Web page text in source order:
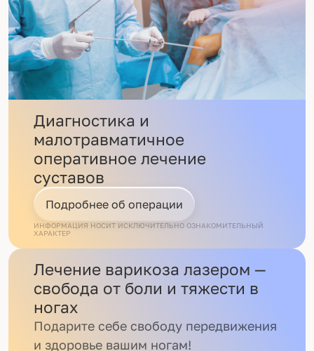
Диагностика и
малотравматичное
оперативное лечение
суставов
Подробнее об операции
ИНФОРМАЦИЯ НОСИТ ИСКЛЮЧИТЕЛЬНО ОЗНАКОМИТЕЛЬНЫЙ
ХАРАКТЕР
Лечение варикоза лазером —
свобода от боли и тяжести в
ногах
Подарите себе свободу передвижения
и здоровье вашим ногам!